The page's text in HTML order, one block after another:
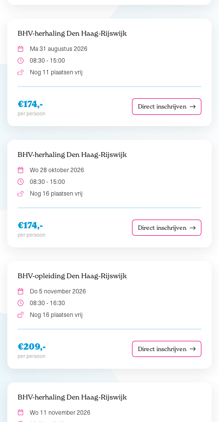
BHV-herhaling Den Haag-Rijswijk
Ma 31 augustus 2026
08:30 - 15:00
Nog 11 plaatsen vrij
€174,-
per persoon
Direct inschrijven
BHV-herhaling Den Haag-Rijswijk
Wo 28 oktober 2026
08:30 - 15:00
Nog 16 plaatsen vrij
€174,-
per persoon
Direct inschrijven
BHV-opleiding Den Haag-Rijswijk
Do 5 november 2026
08:30 - 16:30
Nog 16 plaatsen vrij
€209,-
per persoon
Direct inschrijven
BHV-herhaling Den Haag-Rijswijk
Wo 11 november 2026